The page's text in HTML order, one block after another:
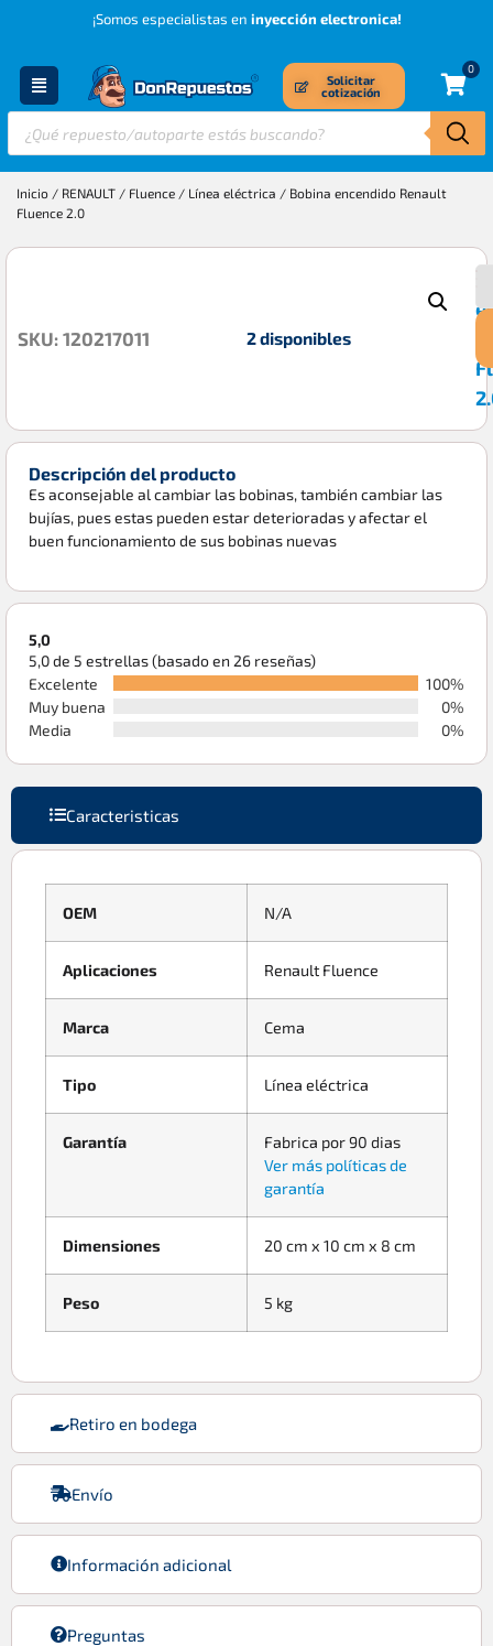
¡Somos especialistas en inyección electronica!
Solicitar
cotización
0
Inicio / RENAULT / Fluence / Línea eléctrica / Bobina encendido Renault
Fluence 2.0
SKU: 120217011 2 disponibles
Descripción del producto
Es aconsejable al cambiar las bobinas, también cambiar las
bujías, pues estas pueden estar deterioradas y afectar el
buen funcionamiento de sus bobinas nuevas
5,0
5,0 de 5 estrellas (basado en 26 reseñas)
Excelente
100%
Muy buena
0%
Media
0%
Caracteristicas
Retiro en bodega
Envío
Información adicional
Preguntas
OEM N/A
Aplicaciones Renault Fluence
Marca Cema
Tipo Línea eléctrica
Garantía
Fabrica por 90 dias
Ver más políticas de
garantía
Dimensiones 20 cm x 10 cm x 8 cm
Peso 5 kg